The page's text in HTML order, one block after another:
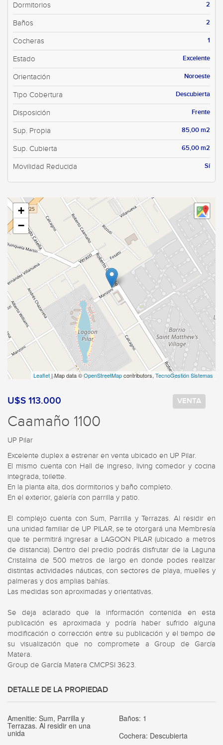
Dormitorios 2
Baños 2
Cocheras 1
Estado Excelente
Orientación Noroeste
Tipo Cobertura Descubierta
Disposición Frente
Sup. Propia 85,00 m2
Sup. Cubierta 65,00 m2
Movilidad Reducida Sí
+
−
Leaflet | Map data ©OpenStreetMapcontributors, TecnoGestión Sistemas
U$S 113.000 VENTA
Caamaño 1100
UP Pilar
Excelente duplex a estrenar en venta ubicado en UP Pilar.
El mismo cuenta con Hall de ingreso, living comedor y cocina
integrada, toilette.
En la planta alta, dos dormitorios y baño completo.
En el exterior, galería con parrilla y patio.
El complejo cuenta con Sum, Parrilla y Terrazas. Al residir en
una unidad familiar de UP PILAR, se te otorgará una Membresía
que te permitirá ingresar a LAGOON PILAR (ubicado a metros
de distancia). Dentro del predio podrás disfrutar de la Laguna
Cristalina de 500 metros de largo en donde podes realizar
distintas actividades náuticas, con sectores de playa, muelles y
palmeras y dos amplias bahías.
Las medidas son aproximadas y orientativas.
Se deja aclarado que la información contenida en esta
publicación es aproximada y podría haber sufrido alguna
modificación o corrección entre su publicación y el tiempo de
su visualización que no compromete a Group de García
Matera.
Group de García Matera CMCPSI 3623.
DETALLE DE LA PROPIEDAD
Amenitie: Sum, Parrilla y
Terrazas. Al residir en una
unida
Baños: 1
Cochera: Descubierta